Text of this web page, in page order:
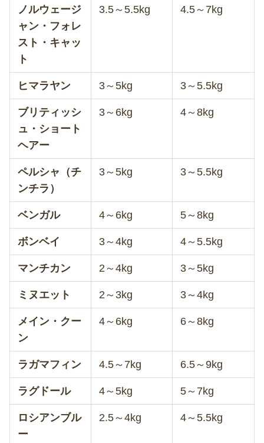
ノルウェージ
ャン・フォレ
スト・キャッ
ト
3.5～5.5kg 4.5～7kg
ヒマラヤン 3～5kg 3～5.5kg
ブリティッシ
ュ・ショート
ヘアー
3～6kg 4～8kg
ペルシャ（チ
ンチラ）
3～5kg 3～5.5kg
ベンガル 4～6kg 5～8kg
ボンベイ 3～4kg 4～5.5kg
マンチカン 2～4kg 3～5kg
ミヌエット 2～3kg 3～4kg
メイン・クー
ン
4～6kg 6～8kg
ラガマフィン 4.5～7kg 6.5～9kg
ラグドール 4～5kg 5～7kg
ロシアンブル
ー
2.5～4kg 4～5.5kg